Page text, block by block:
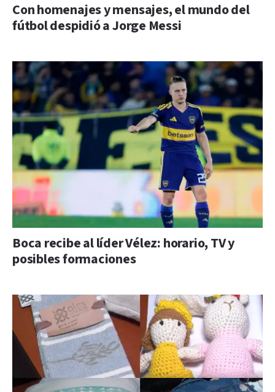
Con homenajes y mensajes, el mundo del
fútbol despidió a Jorge Messi
Boca recibe al líder Vélez: horario, TV y
posibles formaciones